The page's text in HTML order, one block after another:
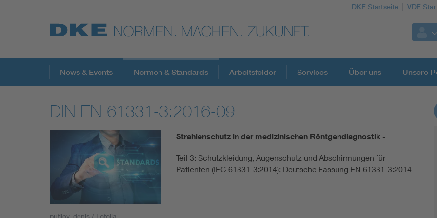
DKE Startseite VDE
Top-Themen
VDE Fokusthemen
Digital Security
Energy
DKE Fachinformationen im Kontext der
Blitzschutz: DIN EN 62305 in der Übersicht
Circular Economy für mehr Ressourceneffizienz
News & Events Normen & Standards Arbeitsfelder Services Über uns Unsere
DIN EN 61331-3:2016-09
putilov_denis / Fotolia
Strahlenschutz in der medizinischen Röntgendiagnostik -
Teil 3: Schutzkleidung, Augenschutz und Abschirmungen für
Patienten (IEC 61331-3:2014); Deutsche Fassung EN 61331-3:2014